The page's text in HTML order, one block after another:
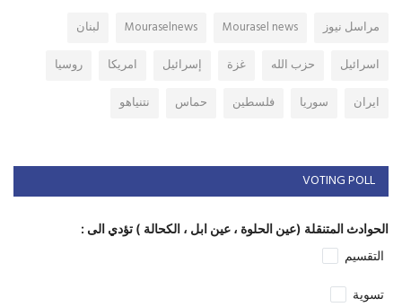
مراسل نيوز Mourasel news
Mouraselnews
لبنان
اسرائيل
حزب الله غزة إسرائيل امريكا
روسيا
ايران
سوريا فلسطين حماس نتنياهو
VOTING POLL
الحوادث المتنقلة (عين الحلوة ، عين ابل ، الكحالة ) تؤدي الى :
التقسيم
تسوية